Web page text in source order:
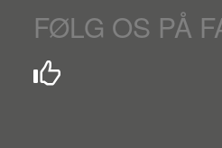
FØLG OS PÅ